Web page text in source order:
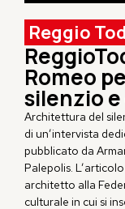
Reggio
Romeo
silenzio e
Architettura del
di un’intervista
pubblicato da
Palepolis.
architetto alla
culturale in cui si